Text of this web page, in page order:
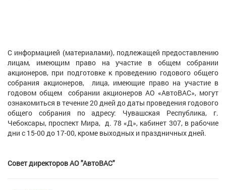
С информацией (материалами), подлежащей предоставлению
лицам, имеющим право на участие в общем собрании
акционеров, при подготовке к проведению годового общего
собрания акционеров, лица, имеющие право на участие в
годовом общем собрании акционеров АО «АвтоВАС», могут
ознакомиться в течение 20 дней до даты проведения годового
общего собрания по адресу: Чувашская Республика, г.
Чебоксары, проспект Мира, д. 78 «Д», кабинет 307, в рабочие
дни с 15-00 до 17-00, кроме выходных и праздничных дней.
Совет директоровАО "АвтоВАС"